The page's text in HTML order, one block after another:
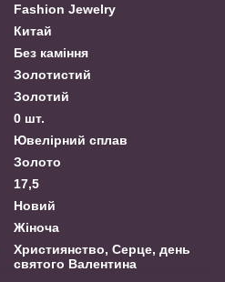
Fashion Jewelry
Китай
Без каміння
Золотистий
Золотий
0 шт.
Ювелірний сплав
Золото
17,5
Новий
Жіноча
Християнство, Серце, день
святого Валентина